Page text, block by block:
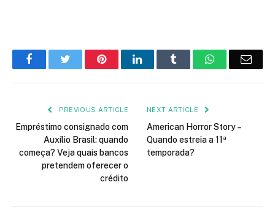
FacebookTwitter PinterestLinkedIn Tumblr WhatsApp
PREVIOUS ARTICLE
Empréstimo consignado com
Auxílio Brasil: quando
começa? Veja quais bancos
pretendem oferecer o
crédito
NEXT ARTICLE
American Horror Story –
Quando estreia a 11ª
temporada?